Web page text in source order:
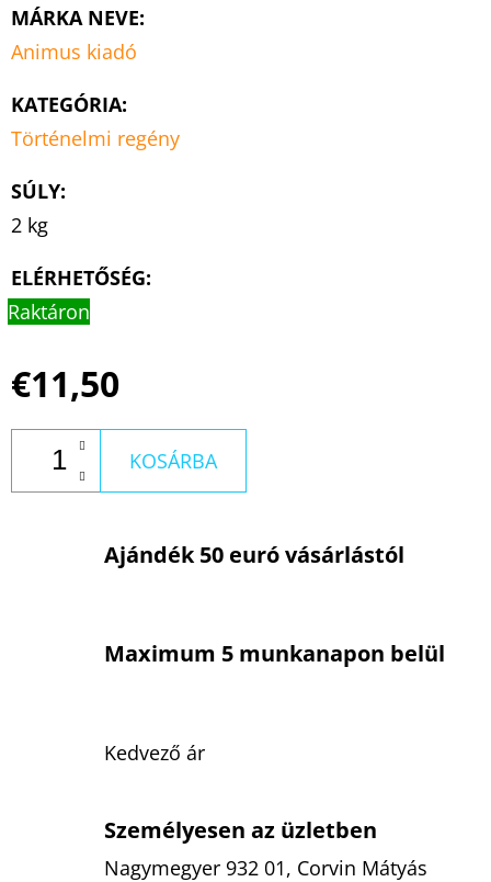
MÁRKA NEVE:
Animus kiadó
KATEGÓRIA:
Történelmi regény
SÚLY:
2 kg
ELÉRHETŐSÉG:
Raktáron
€11,50
KOSÁRBA
Ajándék 50 euró vásárlástól
Maximum 5 munkanapon belül
Kedvező ár
Személyesen az üzletben
Nagymegyer 932 01, Corvin Mátyás